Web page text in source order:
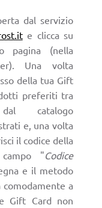
dal servizio
e clicca su
pagina (nella
Una volta
della tua Gift
preferiti tra
catalogo
e, una volta
il codice della
"Codice
e il metodo
comodamente a
Gift Card non